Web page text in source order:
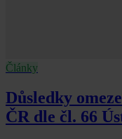
Články
Důsledky
ČR dle čl. 66